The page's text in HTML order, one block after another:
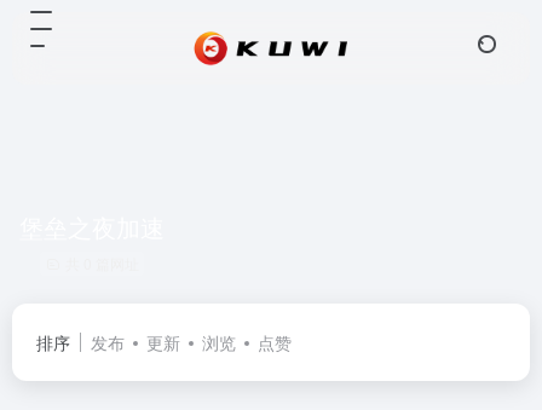
排序 发布 更新 浏览 点赞